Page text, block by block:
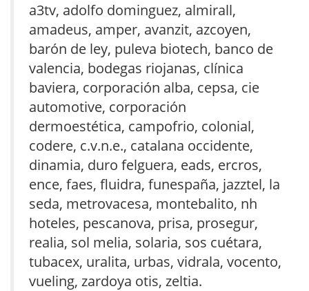
a3tv, adolfo dominguez, almirall,
amadeus, amper, avanzit, azcoyen,
barón de ley, puleva biotech, banco de
valencia, bodegas riojanas, clínica
baviera, corporación alba, cepsa, cie
automotive, corporación
dermoestética, campofrio, colonial,
codere, c.v.n.e., catalana occidente,
dinamia, duro felguera, eads, ercros,
ence, faes, fluidra, funespaña, jazztel, la
seda, metrovacesa, montebalito, nh
hoteles, pescanova, prisa, prosegur,
realia, sol melia, solaria, sos cuétara,
tubacex, uralita, urbas, vidrala, vocento,
vueling, zardoya otis, zeltia.